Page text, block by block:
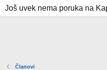
Još uvek nema poruka na
Članovi